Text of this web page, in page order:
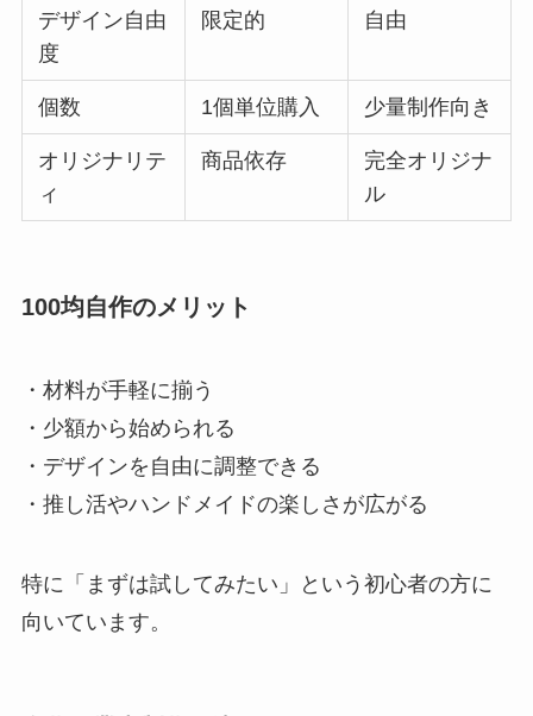
デザイン自由
度
限定的 自由
個数 1個単位購入 少量制作向き
オリジナリテ
ィ
商品依存
完全オリジナ
ル
100均自作のメリット
・材料が手軽に揃う
・少額から始められる
・デザインを自由に調整できる
・推し活やハンドメイドの楽しさが広がる
特に「まずは試してみたい」という初心者の方に
向いています。